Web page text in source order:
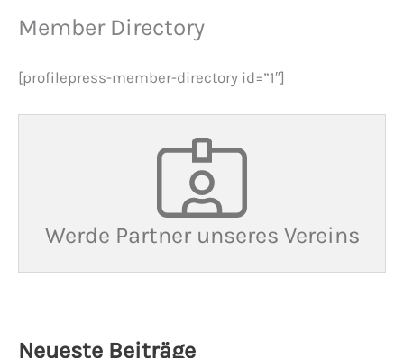
Member Directory
[profilepress-member-directory id=”1″]
Werde Partner unseres Vereins
Neueste Beiträge